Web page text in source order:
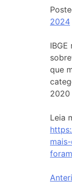
2024
que
2020
Leia